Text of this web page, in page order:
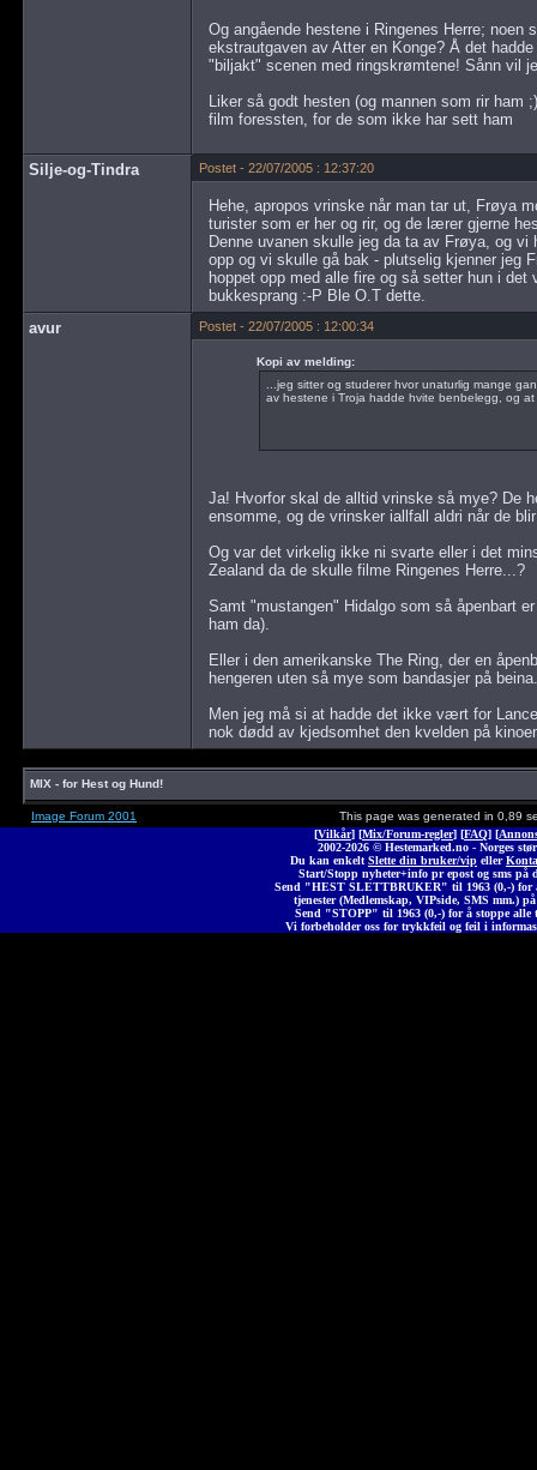
Og angående hestene i Ringenes Herre; noen
ekstrautgaven av Atter en Konge? Å det
"biljakt" scenen med ringskrømtene! Sånn vil
Liker så godt hesten (og mannen som rir ham
film foressten, for de som ikke har sett ham
Silje-og-Tindra Postet - 22/07/2005 : 12:37:20
Hehe, apropos vrinske når man tar ut, Frøya
turister som er her og rir, og de lærer gjerne
Denne uvanen skulle jeg da ta av Frøya, og
opp og vi skulle gå bak - plutselig kjenner jeg
hoppet opp med alle fire og så setter hun i
bukkesprang :-P Ble O.T dette.
avur
Postet - 22/07/2005 : 12:00:34
Kopi av melding:
...jeg sitter og studerer hvor unaturlig mange
av hestene i Troja hadde hvite benbelegg, og
Ja! Hvorfor skal de alltid vrinske så mye? De
ensomme, og de vrinsker iallfall aldri når de
Og var det virkelig ikke ni svarte eller i det
Zealand da de skulle filme Ringenes Herre...?
Samt "mustangen" Hidalgo som så åpenbart
ham da).
Eller i den amerikanske The Ring, der en
hengeren uten så mye som bandasjer på
Men jeg må si at hadde det ikke vært for
nok dødd av kjedsomhet den kvelden på
MIX - for Hest og Hund!
Image Forum 2001
This page was generated in 0,89
[Vilkår] [Mix/Forum-regler] [FAQ] [
2002-2026 © Hestemarked.no - Norges
Du kan enkelt Slette din bruker/vip eller
Start/Stopp nyheter+info pr epost og sms på
Send "HEST SLETTBRUKER" til 1963 (0,-) for
tjenester (Medlemskap, VIPside, SMS mm.)
Send "STOPP" til 1963 (0,-) for å stoppe alle
Vi forbeholder oss for trykkfeil og feil i